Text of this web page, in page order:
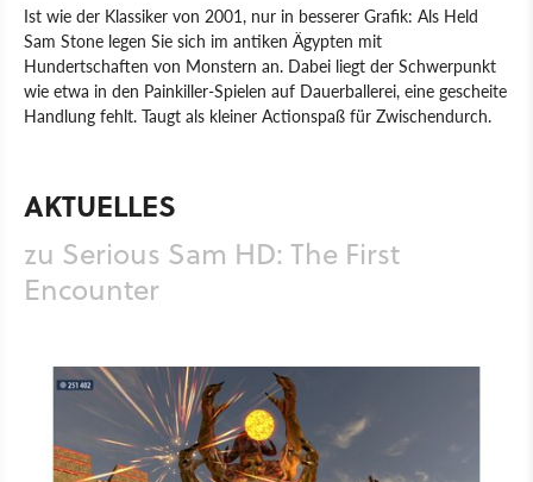
Ist wie der Klassiker von 2001, nur in besserer Grafik: Als Held
Sam Stone legen Sie sich im antiken Ägypten mit
Hundertschaften von Monstern an. Dabei liegt der Schwerpunkt
wie etwa in den Painkiller-Spielen auf Dauerballerei, eine gescheite
Handlung fehlt. Taugt als kleiner Actionspaß für Zwischendurch.
CDV Software Entertainment
AKTUELLES
zu Serious Sam HD: The First
Encounter